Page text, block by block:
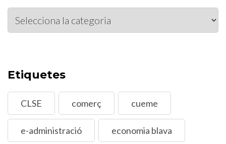
Àmbits
d’actuació
Etiquetes
CLSE comerç cueme
e-administració economia blava